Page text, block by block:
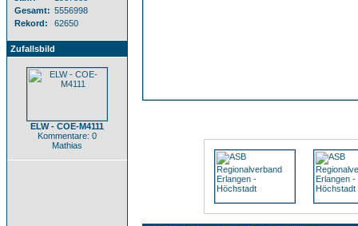
Gesamt: 5556998
Rekord:
62650
Zufallsbild
ELW - COE-M4111
Kommentare: 0
Mathias